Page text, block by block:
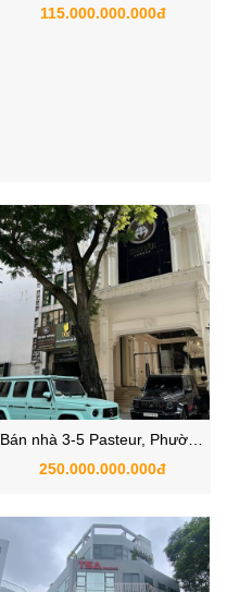
Bán nhà 3-5 Pasteur, Phường
Nguyễn Thái Bình, Quận 1,
250.000.000.000đ